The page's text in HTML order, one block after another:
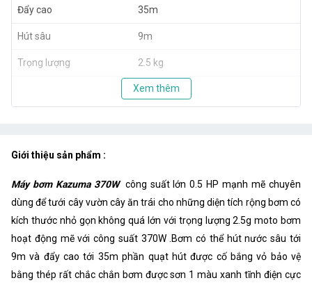
Đẩy cao 35m
Hút sâu 9m
Trọng lượng 2.5 kg
Xem thêm
Giới thiệu sản phẩm :
Máy bơm Kazuma 370W công suất lớn 0.5 HP mạnh mẽ chuyên
dùng để tưới cây vườn cây ăn trái cho những diện tích rộng bơm có
kích thước nhỏ gọn không quá lớn với trọng lượng 2.5g moto bơm
hoạt động mẽ với công suất 370W .Bơm có thể hút nước sâu tới
9m và đẩy cao tới 35m phần quạt hút được cố bắng vỏ bảo vệ
bằng thép rất chắc chắn bơm được sơn 1 màu xanh tĩnh điện cực